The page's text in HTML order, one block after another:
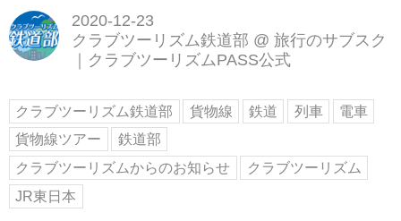
2020-12-23
クラブツーリズム鉄道部 @ 旅行のサブスク
｜クラブツーリズムPASS公式
クラブツーリズム鉄道部 貨物線 鉄道 列車
電車
貨物線ツアー
鉄道部
クラブツーリズムからのお知らせ
クラブツーリズム
JR東日本